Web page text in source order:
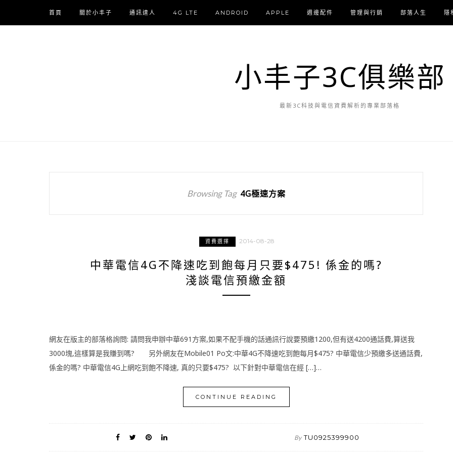
首頁 關於小丰子 通訊達人 4G LTE ANDROID APPLE 週邊配件 管理與行銷 部落人生 隱
小丰子3C俱樂部
最新3C科技與電信資費解析的專業部落格
Browsing Tag 4G極速方案
資費選擇 2014-08-28
中華電信4G不降速吃到飽每月只要$475! 係金的嗎?
淺談電信預繳金額
網友在版主的部落格詢問: 請問我申辦中華691方案,如果不配手機的話通訊行說要預繳1200,但有送4200通話費,算送我
3000塊,這樣算是我賺到嗎? 另外網友在Mobile01 Po文:中華4G不降速吃到飽每月$475? 中華電信少預繳多送通話費,
係金的嗎? 中華電信4G上網吃到飽不降速, 真的只要$475? 以下針對中華電信在經 […]…
CONTINUE READING
By TU0925399900